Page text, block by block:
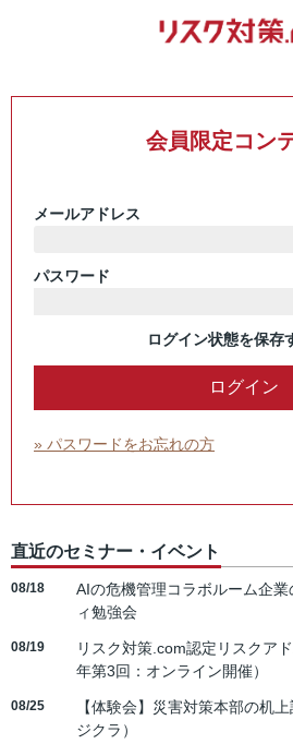
会員限定コン
メールアドレス
パスワード
ログイン状態を保存
» パスワードをお忘れの方
直近のセミナー・イベント
08/18
AIの危機管理コラボルーム企
ィ勉強会
08/19
リスク対策.com認定リスクア
年第3回：オンライン開催）
08/25
【体験会】災害対策本部の机
ジクラ）